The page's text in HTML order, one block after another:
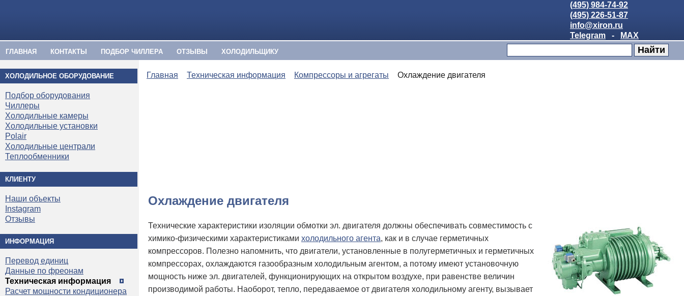
(495) 984-74-92
(495) 226-51-87
info@xiron.ru
Telegram
- MAX
ГЛАВНАЯ КОНТАКТЫ ПОДБОР ЧИЛЛЕРА ОТЗЫВЫ ХОЛОДИЛЬЩИКУ
ХОЛОДИЛЬНОЕ ОБОРУДОВАНИЕ
Подбор оборудования
Чиллеры
Холодильные камеры
Холодильные установки
Polair
Холодильные централи
Теплообменники
КЛИЕНТУ
Наши объекты
Instagram
Отзывы
ИНФОРМАЦИЯ
Перевод единиц
Данные по фреонам
Техническая информация
Расчет мощности кондиционера
Главная Техническая информация Компрессоры и агрегаты Охлаждение двигателя
Охлаждение двигателя
Технические характеристики изоляции обмотки эл. двигателя должны обеспечивать совместимость с
химико-физическими характеристиками холодильного агента, как и в случае герметичных
компрессоров. Полезно напомнить, что двигатели, установленные в полугерметичных и герметичных
компрессорах, охлаждаются газообразным холодильным агентом, а потому имеют установочную
мощность ниже эл. двигателей, функционирующих на открытом воздухе, при равенстве величин
производимой работы. Наоборот, тепло, передаваемое от двигателя холодильному агенту, вызывает